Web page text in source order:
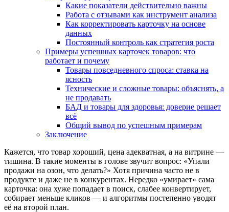
Какие показатели действительно важны
Работа с отзывами как инструмент анализа
Как корректировать карточку на основе
данных
Постоянный контроль как стратегия роста
Примеры успешных карточек товаров: что
работает и почему
Товары повседневного спроса: ставка на
ясность
Технические и сложные товары: объяснять, а
не продавать
БАД и товары для здоровья: доверие решает
всё
Общий вывод по успешным примерам
Заключение
Кажется, что товар хороший, цена адекватная, а на витрине —
тишина. В такие моменты в голове звучит вопрос: «Упали
продажи на озон, что делать?» Хотя причина часто не в
продукте и даже не в конкурентах. Нередко «умирает» сама
карточка: она хуже попадает в поиск, слабее конвертирует,
собирает меньше кликов — и алгоритмы постепенно уводят
её на второй план.